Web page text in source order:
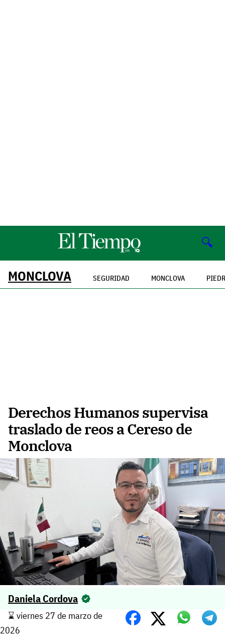
🔍
MONCLOVA SEGURIDAD MONCLOVA
Derechos Humanos supervisa
traslado de reos a Cereso de
Monclova
Daniela Cordova
⌛️ viernes 27 de marzo de
2026